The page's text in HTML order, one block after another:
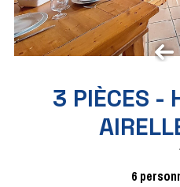
3 PIÈCES -
6